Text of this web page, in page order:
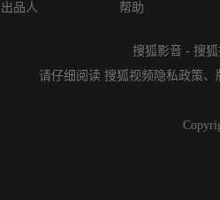
出品人
帮助
搜狐影音 - 搜
请仔细阅读 搜狐视频隐私政策、